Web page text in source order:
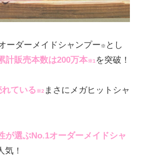
ーダーメイドシャンプー※ とし
計販売本数は200万本※1 を突破！
ている※2 まさにメガヒットシャ
が選ぶNo.1オーダーメイドシャ
気！